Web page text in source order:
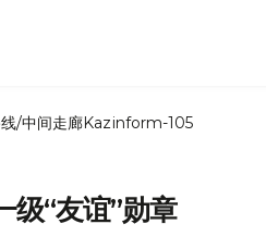
/中间走廊Kazinform-105
级“友谊”勋章